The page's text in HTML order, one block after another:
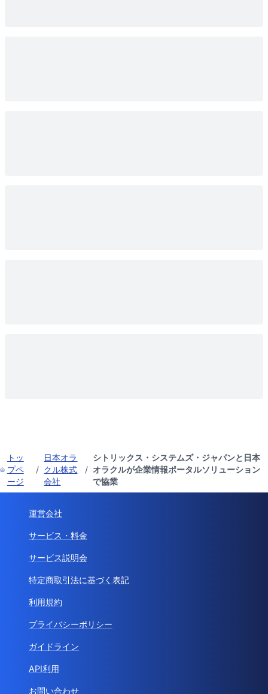
トッ
プペ
ージ
/
日本オラ
クル株式
会社
/
シトリックス・システムズ・ジャパンと日本
オラクルが企業情報ポータルソリューション
で協業
運営会社
サービス・料金
サービス説明会
特定商取引法に基づく表記
利用規約
プライバシーポリシー
ガイドライン
API利用
お問い合わせ